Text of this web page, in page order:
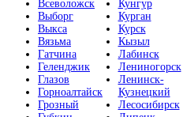
Всеволожск
Выборг
Выкса
Вязьма
Гатчина
Геленджик
Глазов
Горноалтайск
Грозный
Кунгур
Курган
Курск
Кызыл
Лабинск
Лениногорск
Ленинск-
Кузнецкий
Лесосибирск